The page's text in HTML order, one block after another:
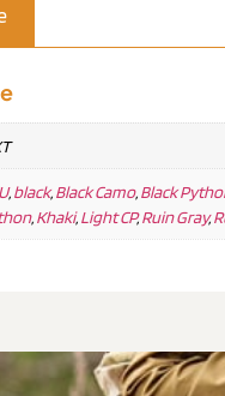
,black,Black Camo,Black
,Khaki,Light CP,Ruin Gray,